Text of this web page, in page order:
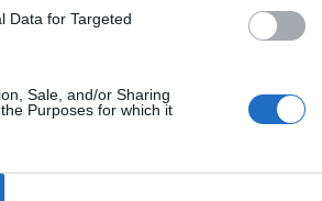
Data for Targeted
Sale, and/or Sharing
Purposes for which it
και της ηγεσίας της
και επεξεργασία των
ποσόν ήταν 70 ευρώ.
ΠΑΣΕΓΕΣ απομένουν 14
δηλαδή ποσόν που